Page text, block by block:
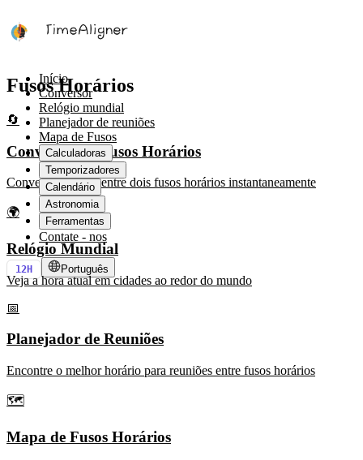
Início
Conversor
Relógio mundial
Planejador de reuniões
Mapa de Fusos
Calculadoras
Temporizadores
Calendário
Astronomia
Ferramentas
Contate - nos
12H Português
Fusos Horários
🔄
Conversor de Fusos Horários
Converta horários entre dois fusos horários instantaneamente
🌍
Relógio Mundial
Veja a hora atual em cidades ao redor do mundo
📅
Planejador de Reuniões
Encontre o melhor horário para reuniões entre fusos horários
🗺️
Mapa de Fusos Horários